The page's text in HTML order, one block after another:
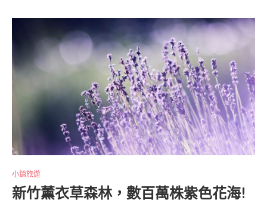
小鎮旅遊
新竹薰衣草森林，數百萬株紫色花海!